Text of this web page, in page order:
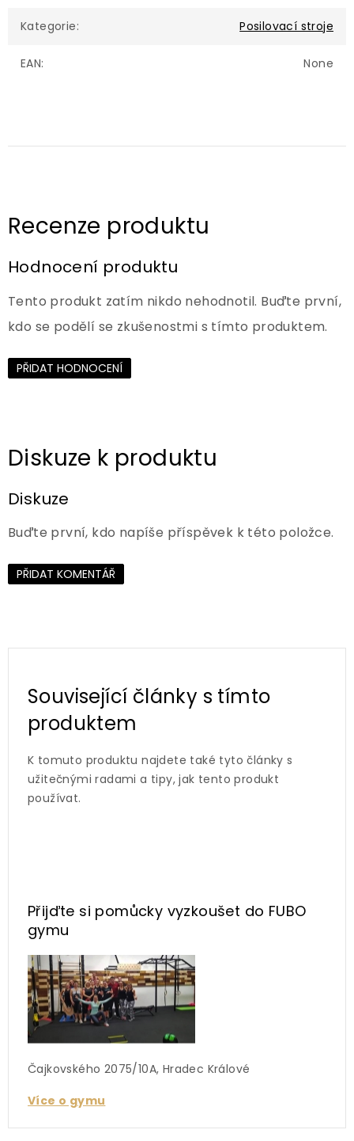
Kategorie: Posilovací stroje
EAN: None
Hodnocení produktu
Tento produkt zatím nikdo nehodnotil. Buďte první,
kdo se podělí se zkušenostmi s tímto produktem.
PŘIDAT HODNOCENÍ
Diskuze
Buďte první, kdo napíše příspěvek k této položce.
PŘIDAT KOMENTÁŘ
Související články s tímto
produktem
K tomuto produktu najdete také tyto články s
užitečnými radami a tipy, jak tento produkt
používat.
Přijďte si pomůcky vyzkoušet do FUBO
gymu
Čajkovského 2075/10A, Hradec Králové
Více o gymu